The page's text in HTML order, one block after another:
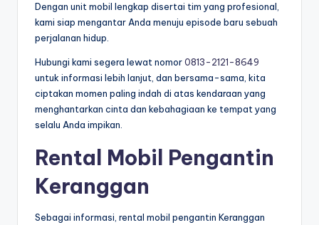
Dengan unit mobil lengkap disertai tim yang profesional,
kami siap mengantar Anda menuju episode baru sebuah
perjalanan hidup.
Hubungi kami segera lewat nomor0813-2121-8649
untuk informasi lebih lanjut, dan bersama-sama, kita
ciptakan momen paling indah di atas kendaraan yang
menghantarkan cinta dan kebahagiaan ke tempat yang
selalu Anda impikan.
Rental Mobil Pengantin
Keranggan
Sebagai informasi, rental mobil pengantin Keranggan